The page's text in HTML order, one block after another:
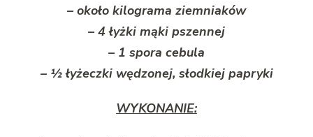
– około kilograma ziemniaków
– 4 łyżki mąki pszennej
– 1 spora cebula
– ½ łyżeczki wędzonej, słodkiej papryki
WYKONANIE: